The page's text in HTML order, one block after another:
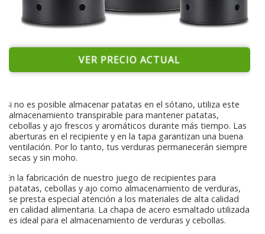
VER PRECIO ACTUAL
Si no es posible almacenar patatas en el sótano, utiliza este
almacenamiento transpirable para mantener patatas,
cebollas y ajo frescos y aromáticos durante más tiempo. Las
aberturas en el recipiente y en la tapa garantizan una buena
ventilación. Por lo tanto, tus verduras permanecerán siempre
secas y sin moho.
En la fabricación de nuestro juego de recipientes para
patatas, cebollas y ajo como almacenamiento de verduras,
se presta especial atención a los materiales de alta calidad
en calidad alimentaria. La chapa de acero esmaltado utilizada
es ideal para el almacenamiento de verduras y cebollas.